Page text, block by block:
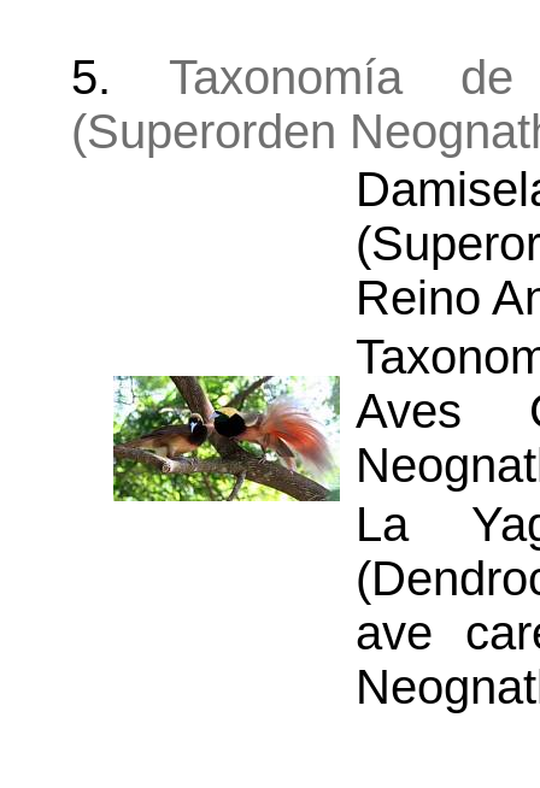
5. Taxonomía
(Superorden
Reino
Aves
La
ave